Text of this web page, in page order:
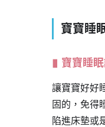
寶寶睡
寶寶睡
讓寶寶好好
固的，免得
陷進床墊或